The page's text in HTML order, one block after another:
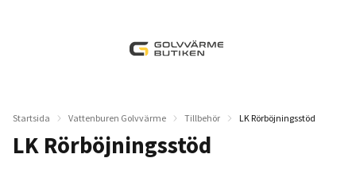
Startsida Vattenburen Golvvärme Tillbehör LK Rörböjningsstöd
LK Rörböjningsstöd